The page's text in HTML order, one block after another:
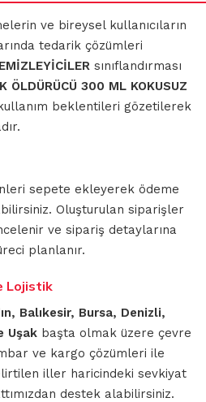
ve bireysel kullanıcıların
tedarik çözümleri
sınıflandırması
ÖLDÜRÜCÜ 300 ML KOKUSUZ
beklentileri gözetilerek
sepete ekleyerek ödeme
Oluşturulan siparişler
ve sipariş detaylarına
planlanır.
Lojistik
Balıkesir, Bursa, Denizli,
Uşak başta olmak üzere çevre
ve kargo çözümleri ile
iller haricindeki sevkiyat
destek alabilirsiniz.